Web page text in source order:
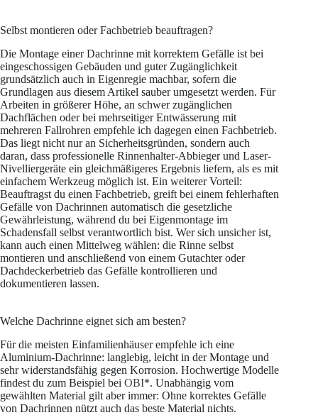
Selbst montieren oder Fachbetrieb beauftragen?
Die Montage einer Dachrinne mit korrektem Gefälle ist bei
eingeschossigen Gebäuden und guter Zugänglichkeit
grundsätzlich auch in Eigenregie machbar, sofern die
Grundlagen aus diesem Artikel sauber umgesetzt werden. Für
Arbeiten in größerer Höhe, an schwer zugänglichen
Dachflächen oder bei mehrseitiger Entwässerung mit
mehreren Fallrohren empfehle ich dagegen einen Fachbetrieb.
Das liegt nicht nur an Sicherheitsgründen, sondern auch
daran, dass professionelle Rinnenhalter-Abbieger und Laser-
Nivelliergeräte ein gleichmäßigeres Ergebnis liefern, als es mit
einfachem Werkzeug möglich ist. Ein weiterer Vorteil:
Beauftragst du einen Fachbetrieb, greift bei einem fehlerhaften
Gefälle von Dachrinnen automatisch die gesetzliche
Gewährleistung, während du bei Eigenmontage im
Schadensfall selbst verantwortlich bist. Wer sich unsicher ist,
kann auch einen Mittelweg wählen: die Rinne selbst
montieren und anschließend von einem Gutachter oder
Dachdeckerbetrieb das Gefälle kontrollieren und
dokumentieren lassen.
Welche Dachrinne eignet sich am besten?
Für die meisten Einfamilienhäuser empfehle ich eine
Aluminium-Dachrinne: langlebig, leicht in der Montage und
sehr widerstandsfähig gegen Korrosion. Hochwertige Modelle
findest du zum Beispiel bei OBI*. Unabhängig vom
gewählten Material gilt aber immer: Ohne korrektes Gefälle
von Dachrinnen nützt auch das beste Material nichts.